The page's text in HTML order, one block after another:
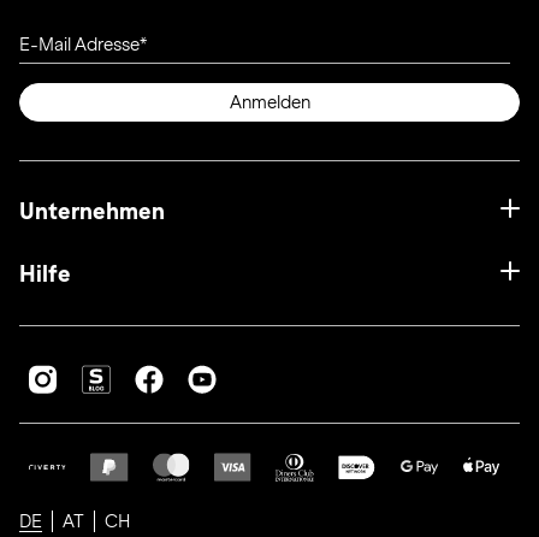
E-Mail Adresse
Anmelden
Unternehmen
Hilfe
DE AT CH